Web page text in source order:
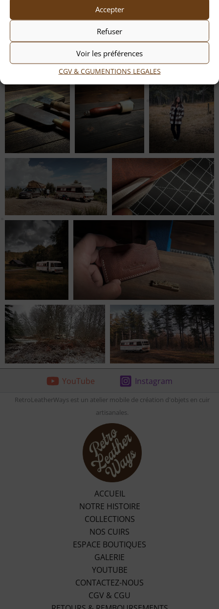
Accepter
Refuser
Voir les préférences
CGV & CGUMENTIONS LEGALES
YouTube Instagram
RetroLeatherWays est un atelier mobile de création d'objets en cuir
artisanales.
ACCUEIL
NOTRE HISTOIRE
COLLECTIONS
NOS CUIRS
ESPACE BOUTIQUES
GALERIE
YOUTUBE
CONTACTEZ-NOUS
CGV & CGU